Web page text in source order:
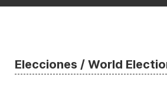
Elecciones / World